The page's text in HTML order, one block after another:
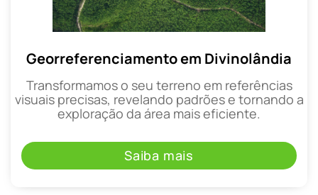
Georreferenciamento em Divinolândia
Transformamos o seu terreno em referências
visuais precisas, revelando padrões e tornando a
exploração da área mais eficiente.
Saiba mais